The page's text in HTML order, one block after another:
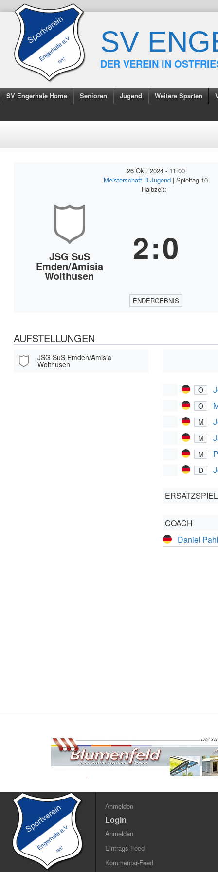
SV
DER VEREIN IN
SV Engerhafe Home Senioren Jugend Weitere Sparten
26 Okt. 2024 - 11:00
Meisterschaft D-Jugend | Spieltag 10
Halbzeit: -
JSG SuS
Emden/Amisia
Wolthusen
2:0
ENDERGEBNIS
AUFSTELLUNGEN
JSG SuS Emden/Amisia
Wolthusen
O
O
M
M
M
D
COACH
Daniel
Anmelden
Login
Anmelden
Eintrags-Feed
Kommentar-Feed